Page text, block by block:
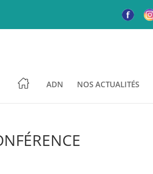
ADN NOS ACTUALITÉS